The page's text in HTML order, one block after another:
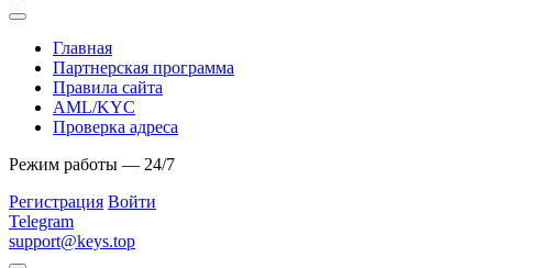
Главная
Партнерская программа
Правила сайта
AML/KYC
Проверка адреса
Режим работы — 24/7
Регистрация Войти
Telegram
support@keys.top